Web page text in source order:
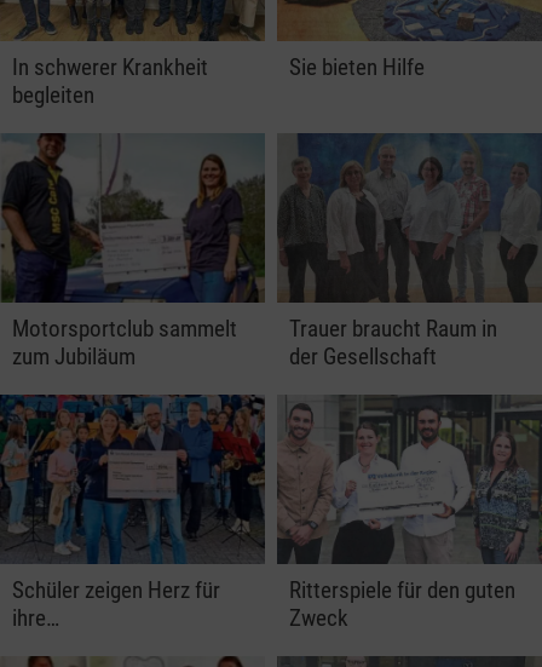
In schwerer Krankheit
begleiten
Sie bieten Hilfe
Motorsportclub sammelt
zum Jubiläum
Trauer braucht Raum in
der Gesellschaft
Schüler zeigen Herz für
ihre…
Ritterspiele für den guten
Zweck